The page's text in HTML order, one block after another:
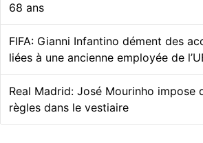
68 ans
FIFA: Gianni Infantino dément des
liées à une ancienne employée de
Real Madrid: José Mourinho impose
règles dans le vestiaire